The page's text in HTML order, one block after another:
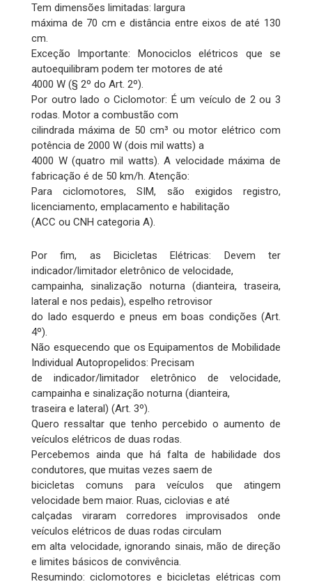
Tem dimensões limitadas: largura
máxima de 70 cm e distância entre eixos de até 130
cm.
Exceção Importante: Monociclos elétricos que se
autoequilibram podem ter motores de até
4000 W (§ 2º do Art. 2º).
Por outro lado o Ciclomotor: É um veículo de 2 ou 3
rodas. Motor a combustão com
cilindrada máxima de 50 cm³ ou motor elétrico com
potência de 2000 W (dois mil watts) a
4000 W (quatro mil watts). A velocidade máxima de
fabricação é de 50 km/h. Atenção:
Para ciclomotores, SIM, são exigidos registro,
licenciamento, emplacamento e habilitação
(ACC ou CNH categoria A).
Por fim, as Bicicletas Elétricas: Devem ter
indicador/limitador eletrônico de velocidade,
campainha, sinalização noturna (dianteira, traseira,
lateral e nos pedais), espelho retrovisor
do lado esquerdo e pneus em boas condições (Art.
4º).
Não esquecendo que os Equipamentos de Mobilidade
Individual Autopropelidos: Precisam
de indicador/limitador eletrônico de velocidade,
campainha e sinalização noturna (dianteira,
traseira e lateral) (Art. 3º).
Quero ressaltar que tenho percebido o aumento de
veículos elétricos de duas rodas.
Percebemos ainda que há falta de habilidade dos
condutores, que muitas vezes saem de
bicicletas comuns para veículos que atingem
velocidade bem maior. Ruas, ciclovias e até
calçadas viraram corredores improvisados onde
veículos elétricos de duas rodas circulam
em alta velocidade, ignorando sinais, mão de direção
e limites básicos de convivência.
Resumindo: ciclomotores e bicicletas elétricas com